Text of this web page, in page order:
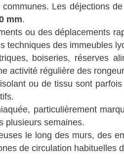
Les déjections
mm.
ou des déplacements
techniques des immeubles
boiseries, réserves
activité régulière des
ou de tissu sont
particulièrement
plusieurs semaines.
le long des murs, des
de circulation habituelles